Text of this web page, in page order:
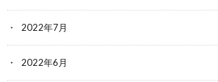
2022年7月
2022年6月